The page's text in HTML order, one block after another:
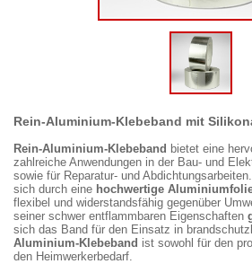
Rein-Aluminium-Klebeband mit
Rein-Aluminium-Klebeband bietet eine
zahlreiche Anwendungen in der Bau- und
sowie für Reparatur- und
sich durch eine hochwertige
flexibel und widerstandsfähig gegenüber
seiner schwer entflammbaren Eigenschaften
sich das Band für den Einsatz in
Aluminium-Klebeband ist sowohl für den
den Heimwerkerbedarf.